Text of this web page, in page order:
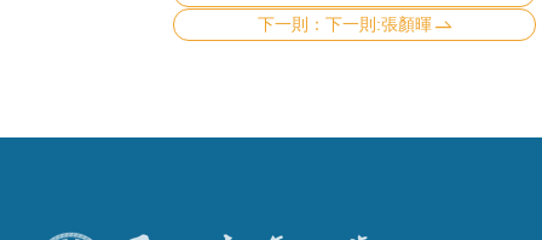
下一則:張顏暉